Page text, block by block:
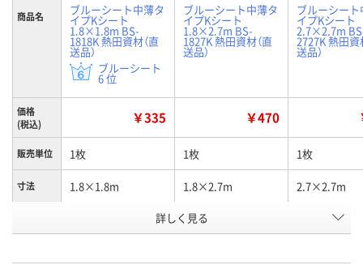
商品名 ブルーシート中薄タ
イプKシート
1.8×1.8m BS-
1818K 熱田資材（直
送品）
ブルーシート
6 位
ブルーシート中薄タ
イプKシート
1.8×2.7m BS-
1827K 熱田資材（直
送品）
ブルーシー
イプKシート
2.7×2.7m
2727K 熱田資
送品）
価格
(税込)
￥335 ￥470
販売単位 1枚 1枚 1枚
寸法 1.8×1.8m 1.8×2.7m 2.7×2.7m
P195676 P195681
詳しく見る